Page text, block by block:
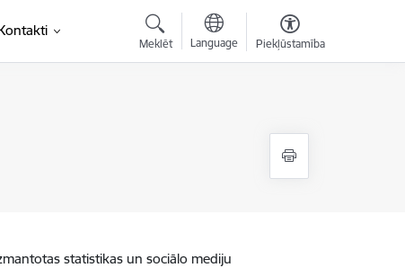
Meklēt Language Piekļūstamība
statistikas un sociālo mediju